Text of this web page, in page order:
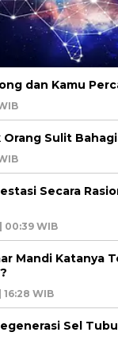
dan Kamu
Sulit
Secara
00:39 WIB
Mandi Katanya
WIB
Sel